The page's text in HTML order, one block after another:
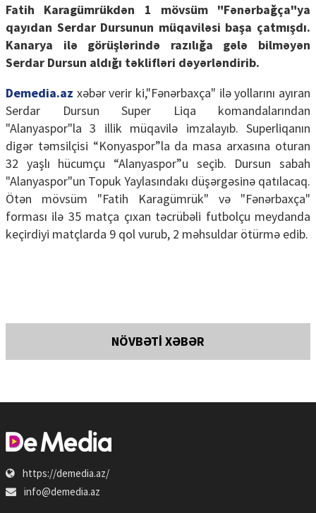
Fatih Karagümrükdən 1 mövsüm "Fənərbağça"ya
qayıdan Serdar Dursunun müqaviləsi başa çatmışdı.
Kanarya ilə görüşlərində razılığa gələ bilməyən
Serdar Dursun aldığı təklifləri dəyərləndirib.
Demedia.az xəbər verir ki,"Fənərbaxça" ilə yollarını ayıran
Serdar Dursun Super Liqa komandalarından
"Alanyaspor"la 3 illik müqavilə imzalayıb. Superliqanın
digər təmsilçisi “Konyaspor”la da masa arxasına oturan
32 yaşlı hücumçu “Alanyaspor”u seçib. Dursun sabah
"Alanyaspor"un Topuk Yaylasındakı düşərgəsinə qatılacaq.
Ötən mövsüm "Fatih Karagümrük" və "Fənərbaxça"
forması ilə 35 matça çıxan təcrübəli futbolçu meydanda
keçirdiyi matçlarda 9 qol vurub, 2 məhsuldar ötürmə edib.
NÖVBƏTİ XƏBƏR
https://demedia.az/
info@demedia.az